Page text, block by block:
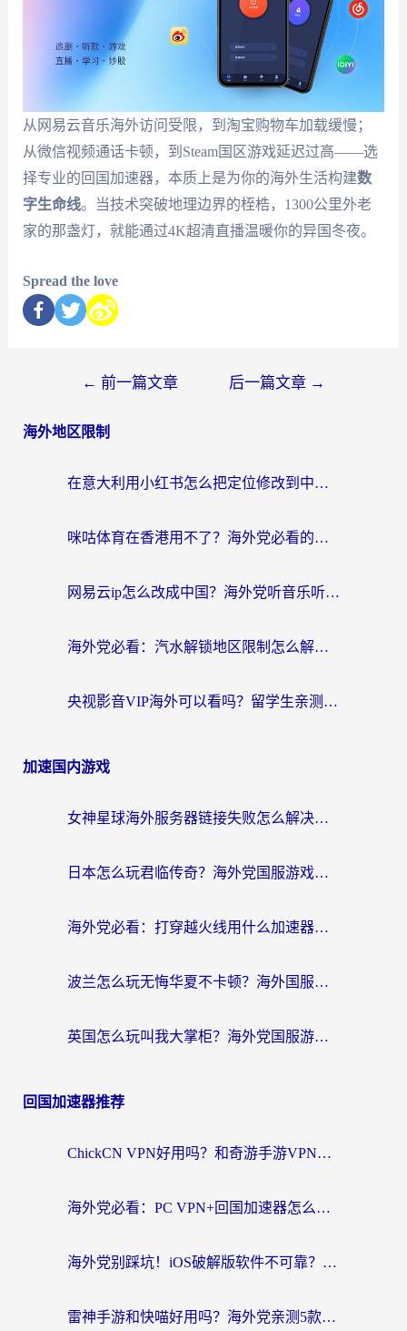
从网易云音乐海外访问受限，到淘宝购物车加载缓慢；
从微信视频通话卡顿，到Steam国区游戏延迟过高——选
择专业的回国加速器，本质上是为你的海外生活构建数
字生命线。当技术突破地理边界的桎梏，1300公里外老
家的那盏灯，就能通过4K超清直播温暖你的异国冬夜。
Spread the love
← 前一篇文章 后一篇文章 →
海外地区限制
在意大利用小红书怎么把定位修改到中国国内？3个实用技巧+1个靠谱工具帮你搞定
咪咕体育在香港用不了？海外党必看的回国加速器选择指南（附3个真实场景解决方案）
网易云ip怎么改成中国？海外党听音乐听书的无痛解决方案
海外党必看：汽水解锁地区限制怎么解除？3招解决国内影音&生活服务难题
央视影音VIP海外可以看吗？留学生亲测有效的回国加速器选择指南
加速国内游戏
女神星球海外服务器链接失败怎么解决？海外党国服游戏加速避坑指南
日本怎么玩君临传奇？海外党国服游戏加速避坑指南（附菲律宾欧洲玩家实测）
海外党必看：打穿越火线用什么加速器？解决延迟卡顿，还能玩奇妙拼图世界和第五人格
波兰怎么玩无悔华夏不卡顿？海外国服游戏加速器终极指南（附征途2萤火突击解决方案）
英国怎么玩叫我大掌柜？海外党国服游戏加速避坑指南（附实测推荐）
回国加速器推荐
ChickCN VPN好用吗？和奇游手游VPN对比哪个回国效果更好？海外党亲测实用指南
海外党必看：PC VPN+回国加速器怎么选？无缝访问国内资源全攻略
海外党别踩坑！iOS破解版软件不可靠？教你选对回国加速器无缝看国内资源
雷神手游和快喵好用吗？海外党亲测5款回国加速器，附斧牛Bling对比+微信视频号解决办法